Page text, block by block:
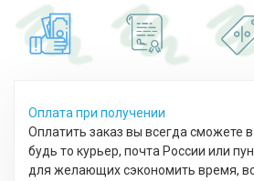
Оплата при получении
Оплатить заказ вы всегда сможете
будь то курьер, почта России или
для желающих сэкономить время,